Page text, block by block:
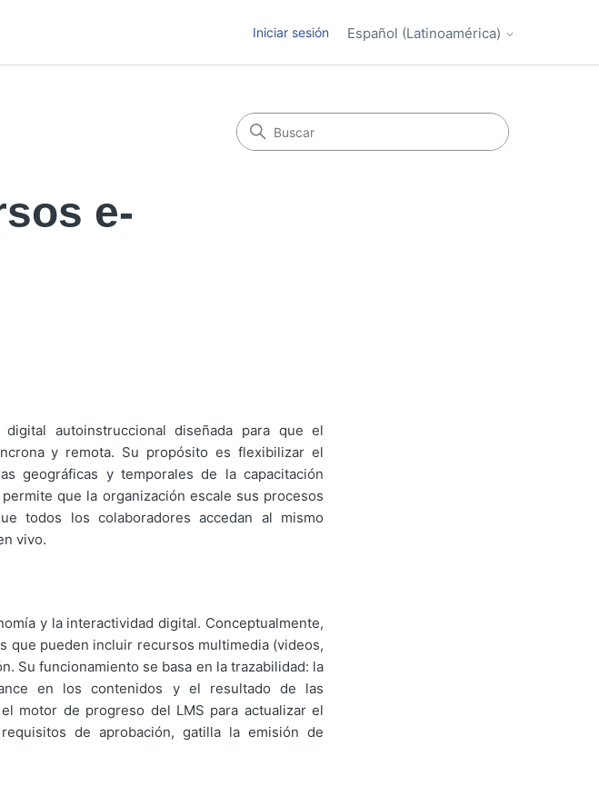
Iniciar sesión Español (Latinoamérica)
e-
autoinstruccional diseñada para que el
y remota. Su propósito es flexibilizar el
geográficas y temporales de la capacitación
que la organización escale sus procesos
todos los colaboradores accedan al mismo
vivo.
y la interactividad digital. Conceptualmente,
que pueden incluir recursos multimedia (videos,
Su funcionamiento se basa en la trazabilidad: la
en los contenidos y el resultado de las
motor de progreso del LMS para actualizar el
de aprobación, gatilla la emisión de